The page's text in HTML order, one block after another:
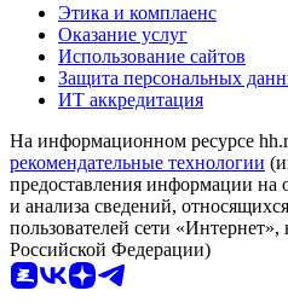
Этика и комплаенс
Оказание услуг
Использование сайтов
Защита персональных
ИТ аккредитация
На информационном ресурсе
рекомендательные технологии
предоставления информации на
и анализа сведений,
пользователей сети
Российской Федерации)